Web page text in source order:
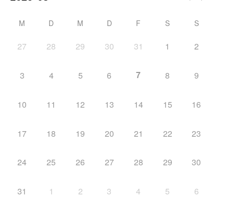
M D M D F S S
27 28 29 30 31 1 2
3 4 5 6 7 8 9
10 11 12 13 14 15 16
17 18 19 20 21 22 23
24 25 26 27 28 29 30
31 1 2 3 4 5 6